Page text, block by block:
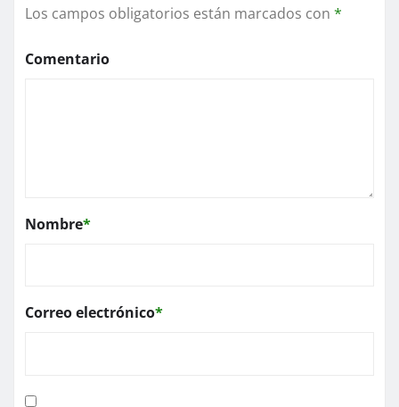
Los campos obligatorios están marcados con *
Comentario
Nombre*
Correo electrónico*